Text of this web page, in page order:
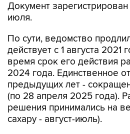
Документ
июля.
По сути, ведомство
действует с 1 августа 2021
время срок его действия
2024 года. Единственное
предыдущих лет -
(по 28 апреля 2025 года).
решения принимались на
сахару - август-июль).